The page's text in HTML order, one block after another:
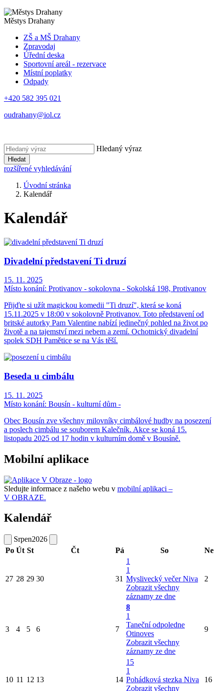
Městys Drahany
ZŠ a MŠ Drahany
Zpravodaj
Úřední deska
Sportovní areál - rezervace
Místní poplatky
Odpady
+420 582 395 021
oudrahany@iol.cz
Hledaný výraz
Hledat
rozšířené vyhledávání
Úvodní stránka
Kalendář
Kalendář
Divadelní představení Ti druzí
15. 11. 2025
Místo konání: Protivanov - sokolovna - Sokolská 198, Protivanov
Přijďte si užít magickou komedii "Ti druzí", která se koná
15.11.2025 v 18:00 v sokolovně Protivanov. Toto představení od
britské autorky Pam Valentine nabízí jedinečný pohled na život po
životě a na tajemství mezi nebem a zemí. Ochotnický divadelní
spolek SDH Pamětice se na Vás těší.
Beseda u cimbálu
15. 11. 2025
Místo konání: Bousín - kulturní dům -
Obec Bousín zve všechny milovníky cimbálové hudby na posezení
a poslech cimbálu se souborem Kalečník. Akce se koná 15.
listopadu 2025 od 17 hodin v kulturním domě v Bousíně.
Mobilní aplikace
Sledujte informace z našeho webu v mobilní aplikaci –
V OBRAZE.
Kalendář
Srpen2026
Po Út St Čt Pá So Ne
27 28 29 30 31
1
1
Myslivecký večer Niva
Zobrazit všechny
záznamy ze dne
2
3 4 5 6 7
8
1
Taneční odpoledne
Otinoves
Zobrazit všechny
záznamy ze dne
9
10 11 12 13 14
15
1
Pohádková stezka Niva
Zobrazit všechny
16